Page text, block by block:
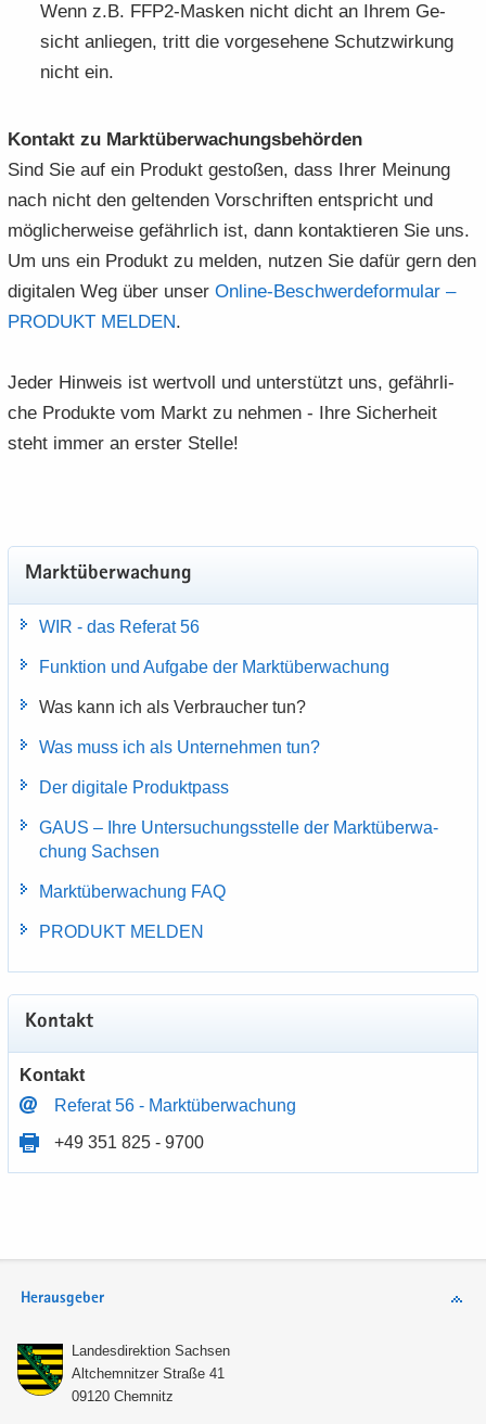
Wenn z.B. FFP2-​Masken nicht dicht an Ihrem Ge­
sicht an­lie­gen, tritt die vor­ge­se­he­ne Schutz­wir­kung
nicht ein.
Kon­takt zu Markt­über­wa­chungs­be­hör­den
Sind Sie auf ein Pro­dukt ge­sto­ßen, dass Ihrer Mei­nung
nach nicht den gel­ten­den Vor­schrif­ten ent­spricht und
mög­li­cher­wei­se ge­fähr­lich ist, dann kon­tak­tie­ren Sie uns.
Um uns ein Pro­dukt zu mel­den, nut­zen Sie dafür gern den
di­gi­ta­len Weg über unser Online-​​Beschwerdeformular –
PRO­DUKT MEL­DEN.
Jeder Hin­weis ist wert­voll und un­ter­stützt uns, ge­fähr­li­
che Pro­duk­te vom Markt zu neh­men - Ihre Si­cher­heit
steht immer an ers­ter Stel­le!
Markt­über­wa­chung
WIR - das Re­fe­rat 56
Funk­ti­on und Auf­ga­be der Markt­über­wa­chung
Was kann ich als Ver­brau­cher tun?
Was muss ich als Un­ter­neh­men tun?
Der di­gi­ta­le Pro­dukt­pass
GAUS – Ihre Un­ter­su­chungs­stel­le der Markt­über­wa­
chung Sach­sen
Markt­über­wa­chung FAQ
PRO­DUKT MEL­DEN
Kon­takt
Kon­takt
Re­fe­rat 56 - Markt­über­wa­chung
+49 351 825 - 9700
Herausgeber
Lan­des­di­rek­ti­on Sach­sen
Alt­chem­nit­zer Stra­ße 41
09120 Chem­nitz